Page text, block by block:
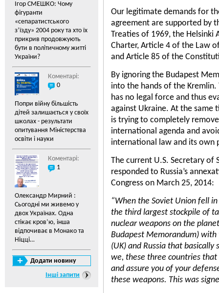
Ігор СМЕШКО: Чому
фігуранти
«cепаратистського
з’їзду» 2004 року та хто їх
прикрив продовжують
бути в політичному житті
України?
Коментарі:
0
Попри війну більшість
дітей залишається у своїх
школах - результати
опитування Міністерства
освіти і науки
Коментарі:
1
Олександр Мирний :
Сьогодні ми живемо у
двох Українах. Одна
стікає кров’ю, інша
відпочиває в Монако та
Ніцці…
Додати новину
Інші запити
Our legitimate demands for
agreement are supported by
Treaties of 1969, the Helsinki
Charter, Article 4 of the Law
and Article 85 of the
By ignoring the Budapest
into the hands of the
has no legal force and thus
against Ukraine. At the same
is trying to completely
international agenda and
international law and its own
The current U.S. Secretary of
responded to Russia’s
Congress on March 25, 2014:
“When the Soviet Union fell
the third largest stockpile of
nuclear weapons on the
Budapest Memorandum)
(UK) and Russia that
we, these three countries
and assure you of your
these weapons. This was